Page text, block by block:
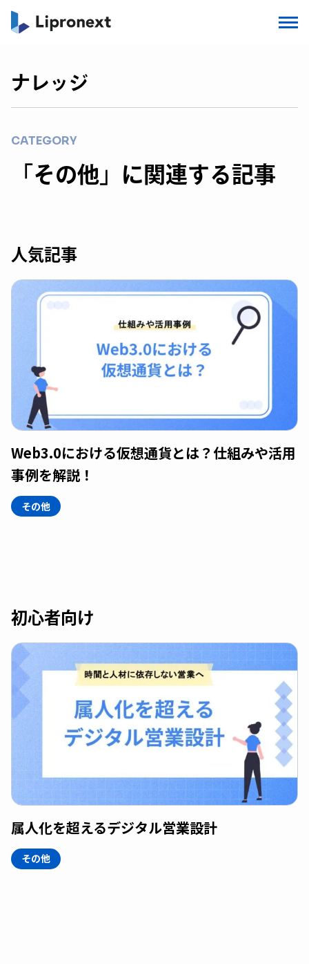
ナレッジ
CATEGORY
「その他」に関連する記事
人気記事
Web3.0における仮想通貨とは？仕組みや活用
事例を解説！
その他
初心者向け
属人化を超えるデジタル営業設計
その他